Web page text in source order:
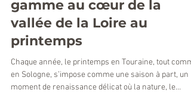
Gîte de charme en
Touraine : séjour haut de
gamme au cœur de la
vallée de la Loire au
printemps